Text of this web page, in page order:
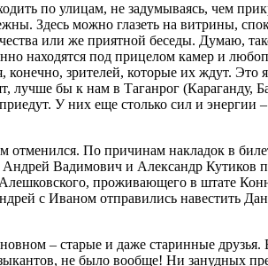
по улицам, не задумываясь, чем
Здесь можно глазеть на витрины,
или же приятной беседы. Думаю,
находятся под прицелом камер и
зрителей, которые их ждут. Это я
лучше бы к нам в Таганрог (Караганду,
У них еще столько сил и энергии
По причинам накладок в
Вадимович и Александр Кутиков
проживающего в штате
с Иваном отправились навестить
– старые и даже старинные
не было вообще! Ни занудных